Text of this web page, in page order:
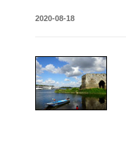
2020-08-18